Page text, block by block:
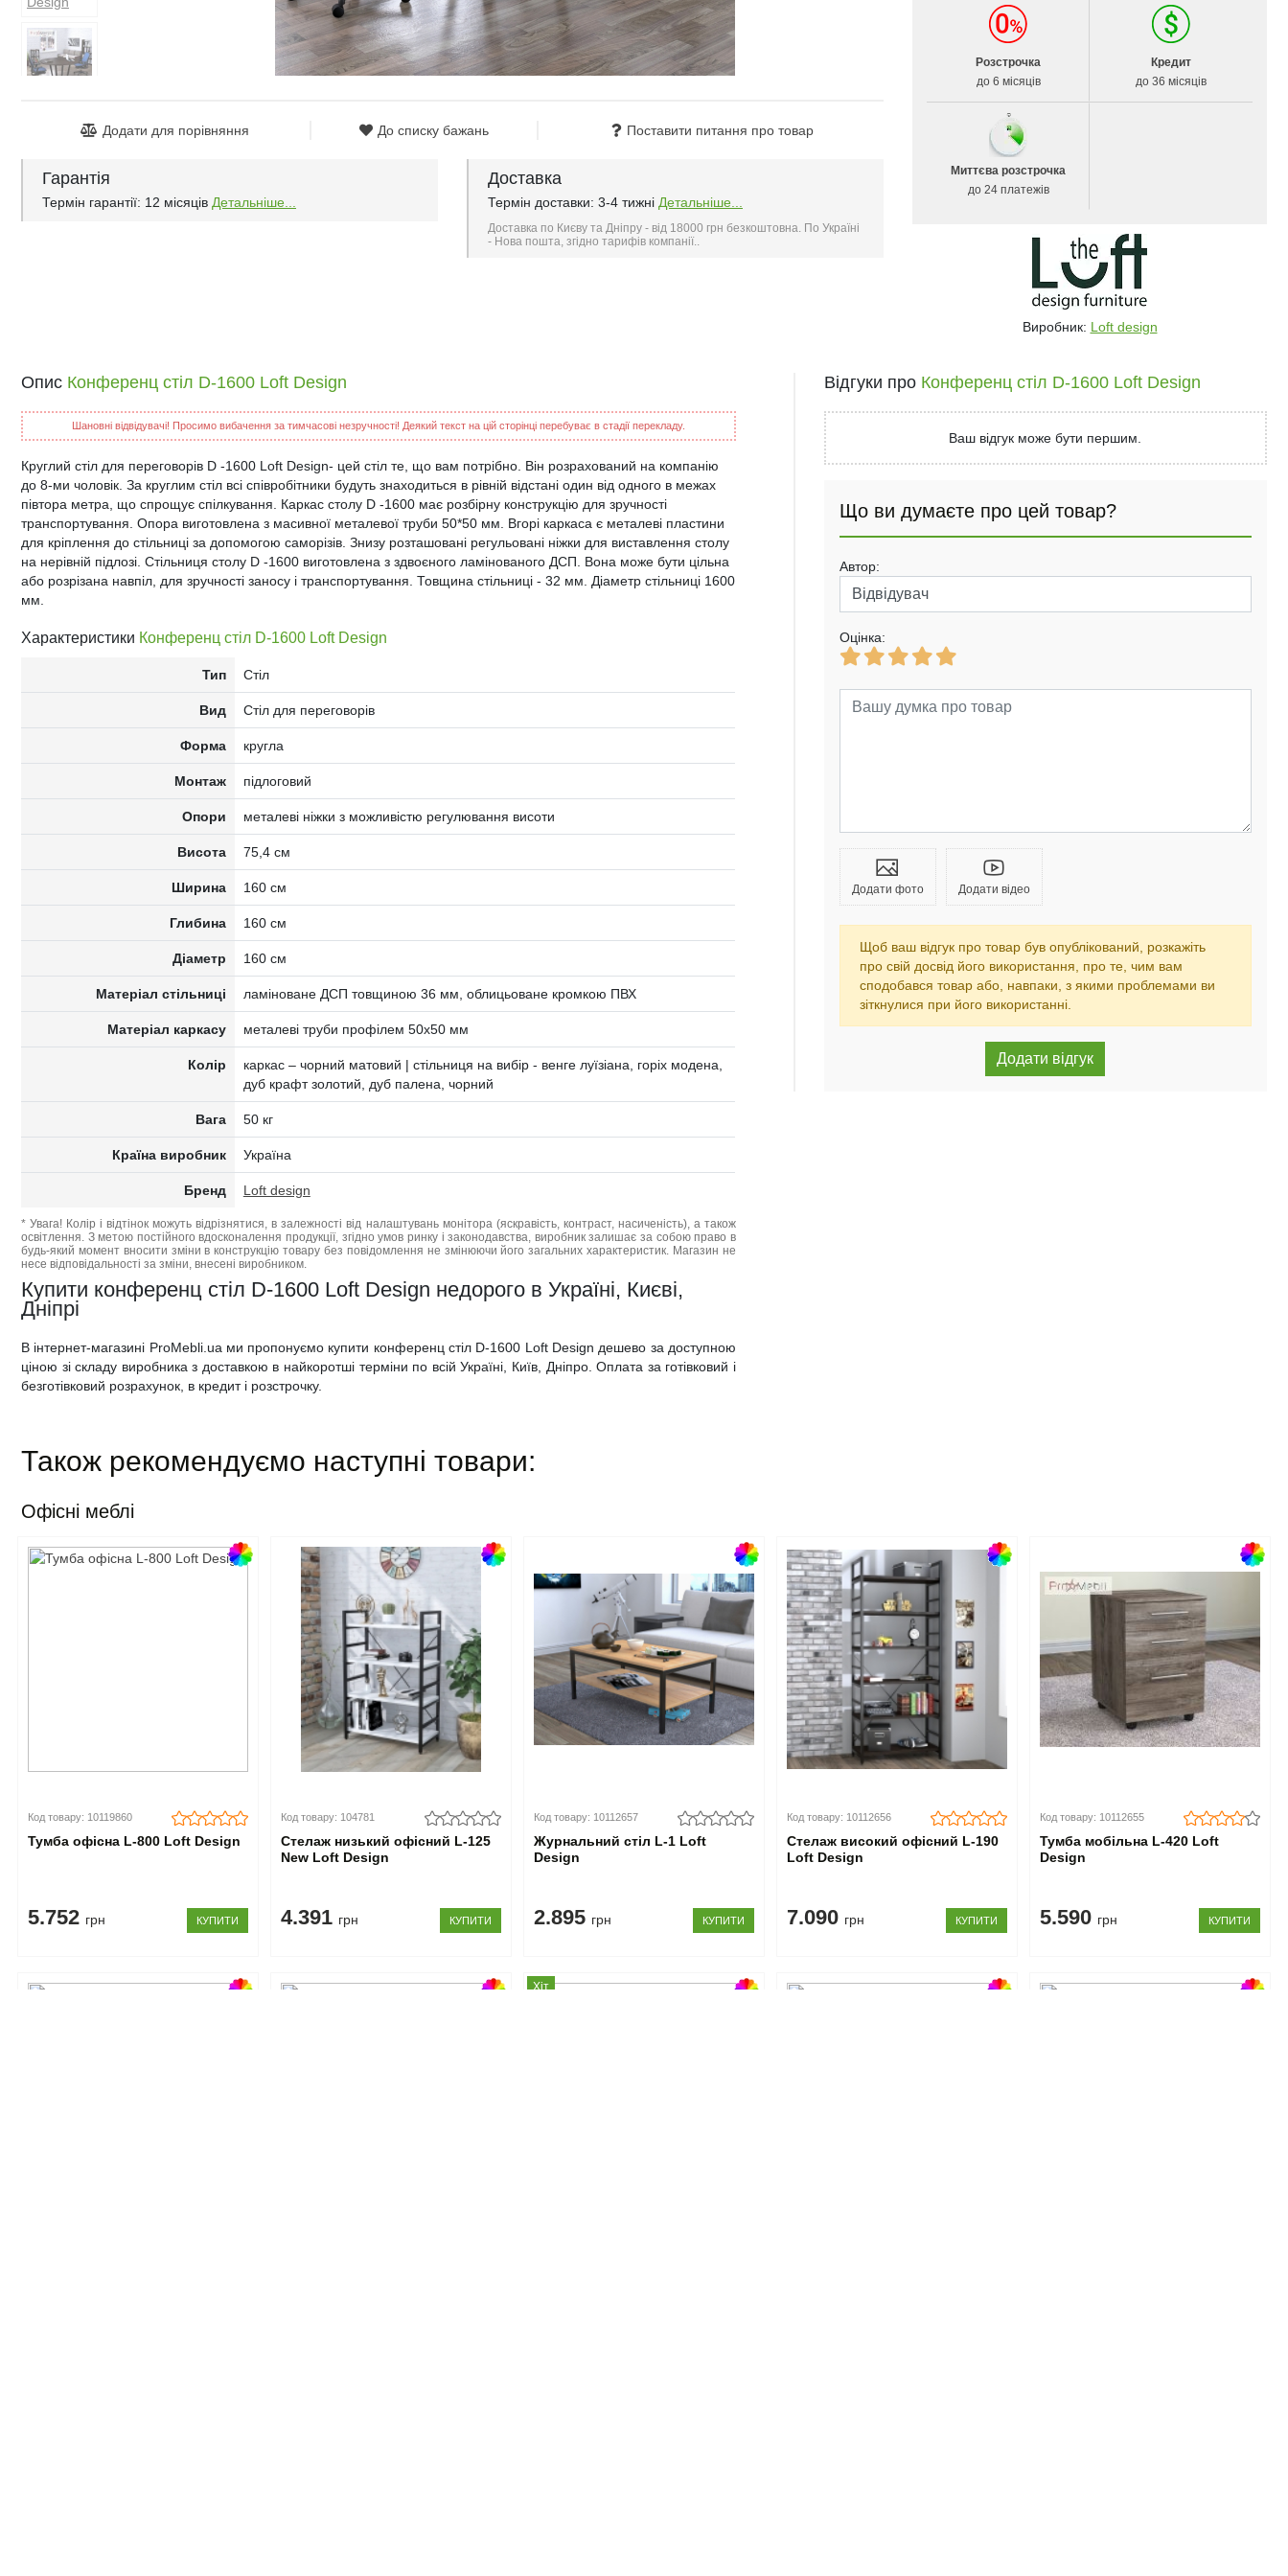
Додати для порівняння До списку бажань Поставити питання про товар
Гарантія
Термін гарантії: 12 місяців Детальніше...
Доставка
Термін доставки: 3-4 тижні Детальніше...
Доставка по Києву та Дніпру - від 18000 грн безкоштовна. По Україні
- Нова пошта, згідно тарифів компанії..
Розстрочка
до 6 місяців
Кредит
до 36 місяців
Миттєва розстрочка
до 24 платежів
Виробник: Loft design
Опис Конференц стіл D-1600 Loft Design
Шановні відвідувачі! Просимо вибачення за тимчасові незручності! Деякий текст на цій сторінці перебуває в стадії перекладу.
Круглий стіл для переговорів D -1600 Loft Design- цей стіл те, що вам потрібно. Він розрахований на компанію
до 8-ми чоловік. За круглим стіл всі співробітники будуть знаходиться в рівній відстані один від одного в межах
півтора метра, що спрощує спілкування. Каркас столу D -1600 має розбірну конструкцію для зручності
транспортування. Опора виготовлена з масивної металевої труби 50*50 мм. Вгорі каркаса є металеві пластини
для кріплення до стільниці за допомогою саморізів. Знизу розташовані регульовані ніжки для виставлення столу
на нерівній підлозі. Стільниця столу D -1600 виготовлена з здвоєного ламінованого ДСП. Вона може бути цільна
або розрізана навпіл, для зручності заносу і транспортування. Товщина стільниці - 32 мм. Діаметр стільниці 1600
мм.
Характеристики Конференц стіл D-1600 Loft Design
Тип Стіл
Вид Стіл для переговорів
Форма кругла
Монтаж підлоговий
Опори металеві ніжки з можливістю регулювання висоти
Висота 75,4 см
Ширина 160 см
Глибина 160 см
Діаметр 160 см
Матеріал стільниці ламіноване ДСП товщиною 36 мм, облицьоване кромкою ПВХ
Матеріал каркасу металеві труби профілем 50x50 мм
Колір
каркас – чорний матовий | стільниця на вибір - венге луїзіана, горіх модена,
дуб крафт золотий, дуб палена, чорний
Вага 50 кг
Країна виробник Україна
Бренд Loft design
* Увага! Колір і відтінок можуть відрізнятися, в залежності від налаштувань монітора (яскравість, контраст, насиченість), а також
освітлення. З метою постійного вдосконалення продукції, згідно умов ринку і законодавства, виробник залишає за собою право в
будь-який момент вносити зміни в конструкцію товару без повідомлення не змінюючи його загальних характеристик. Магазин не
несе відповідальності за зміни, внесені виробником.
Купити конференц стіл D-1600 Loft Design недорого в Україні, Києві,
Дніпрі
В інтернет-магазині ProMebli.ua ми пропонуємо купити конференц стіл D-1600 Loft Design дешево за доступною
ціною зі складу виробника з доставкою в найкоротші терміни по всій Україні, Київ, Дніпро. Оплата за готівковий і
безготівковий розрахунок, в кредит і розстрочку.
Відгуки про Конференц стіл D-1600 Loft Design
Ваш відгук може бути першим.
Що ви думаєте про цей товар?
Автор:
Оцінка:
Додати фото Додати відео
Щоб ваш відгук про товар був опублікований, розкажіть
про свій досвід його використання, про те, чим вам
сподобався товар або, навпаки, з якими проблемами ви
зіткнулися при його використанні.
Також рекомендуємо наступні товари:
Офісні меблі
Код товару: 10119860
Тумба офісна L-800 Loft Design
5.752 грн КУПИТИ
Код товару: 104781
Стелаж низький офісний L-125
New Loft Design
4.391 грн КУПИТИ
Код товару: 10112657
Журнальний стіл L-1 Loft
Design
2.895 грн КУПИТИ
Код товару: 10112656
Стелаж високий офісний L-190
Loft Design
7.090 грн КУПИТИ
Код товару: 10112655
Тумба мобільна L-420 Loft
Design
5.590 грн КУПИТИ
Хіт